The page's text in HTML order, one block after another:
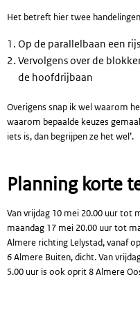
Het betreft hier twee
Op de parallelbaan een
Vervolgens over de
de hoofdrijbaan
Overigens snap ik wel waarom
waarom bepaalde keuzes
iets is, dan begrijpen ze het wel’.
Planning korte
Van vrijdag 10 mei 20.00 uur tot
maandag 17 mei 20.00 uur tot
Almere richting Lelystad, vanaf
6 Almere Buiten, dicht. Van
5.00 uur is ook oprit 8 Almere